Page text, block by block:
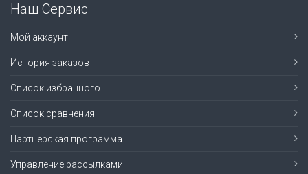
Наш Сервис
Мой аккаунт
История заказов
Список избранного
Список сравнения
Партнерская программа
Управление рассылками